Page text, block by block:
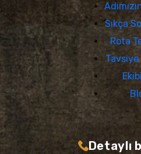
Sıkça
Rota
Detaylı